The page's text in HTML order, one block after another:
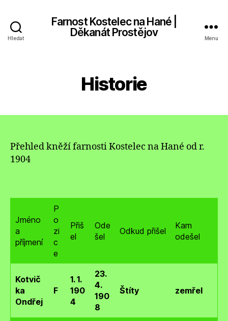
Hledat
Farnost Kostelec na Hané |
Děkanát Prostějov
Menu
Historie
Přehled kněží farnosti Kostelec na Hané od r.
1904
Jméno
a
příjmení
P
o
zi
c
e
Přiš
el
Ode
šel
Odkud přišel
Kam
odešel
Kotvič
ka
Ondřej
F
1. 1.
190
4
23.
4.
190
8
Štíty zemřel